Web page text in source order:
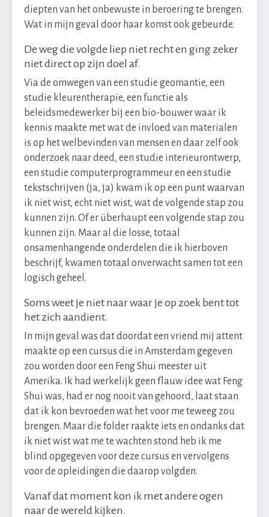
diepten van het onbewuste in beroering te brengen.
Wat in mijn geval door haar komst ook gebeurde.
De weg die volgde liep niet recht en ging zeker
niet direct op zijn doel af.
Via de omwegen van een studie geomantie, een
studie kleurentherapie, een functie als
beleidsmedewerker bij een bio-bouwer waar ik
kennis maakte met wat de invloed van materialen
is op het welbevinden van mensen en daar zelf ook
onderzoek naar deed, een studie interieurontwerp,
een studie computerprogrammeur en een studie
tekstschrijven (ja, ja) kwam ik op een punt waarvan
ik niet wist, echt niet wist, wat de volgende stap zou
kunnen zijn. Of er überhaupt een volgende stap zou
kunnen zijn. Maar al die losse, totaal
onsamenhangende onderdelen die ik hierboven
beschrijf, kwamen totaal onverwacht samen tot een
logisch geheel.
Soms weet je niet naar waar je op zoek bent tot
het zich aandient.
In mijn geval was dat doordat een vriend mij attent
maakte op een cursus die in Amsterdam gegeven
zou worden door een Feng Shui meester uit
Amerika. Ik had werkelijk geen flauw idee wat Feng
Shui was, had er nog nooit van gehoord, laat staan
dat ik kon bevroeden wat het voor me teweeg zou
brengen. Maar die folder raakte iets en ondanks dat
ik niet wist wat me te wachten stond heb ik me
blind opgegeven voor deze cursus en vervolgens
voor de opleidingen die daarop volgden.
Vanaf dat moment kon ik met andere ogen
naar de wereld kijken.